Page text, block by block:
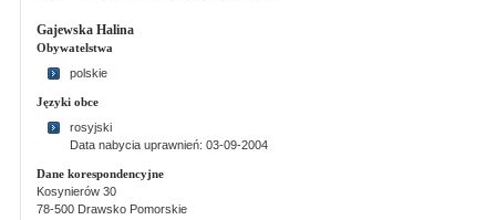
Gajewska Halina
Obywatelstwa
polskie
Języki obce
rosyjski
Data nabycia uprawnień: 03-09-2004
Dane korespondencyjne
Kosynierów 30
78-500 Drawsko Pomorskie